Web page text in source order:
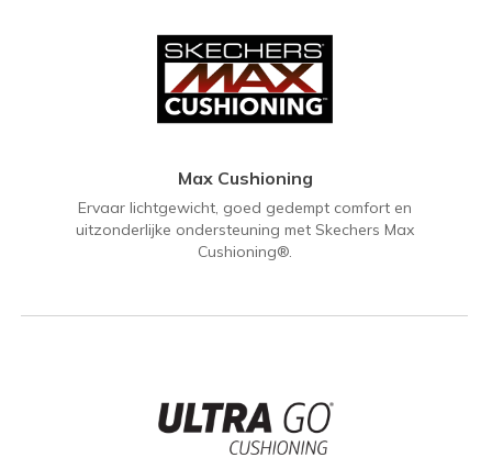
Max Cushioning
Ervaar lichtgewicht, goed gedempt comfort en
uitzonderlijke ondersteuning met Skechers Max
Cushioning®.